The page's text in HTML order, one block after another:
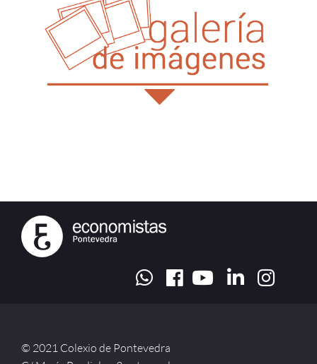
© 2021 Colexio de Pontevedra